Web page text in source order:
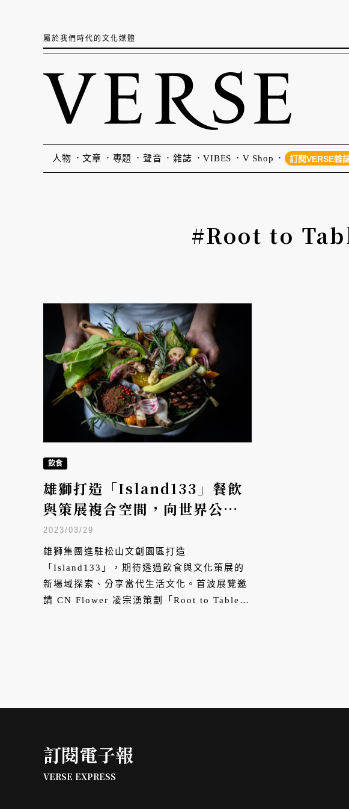
屬於我們時代的文化媒體
人物 文章 專題 聲音 雜誌 VIBES V Shop 訂閱VERSE雜
#Root to
飲食
雄獅打造「Island133」餐飲
與策展複合空間，向世界公開
台灣可食花草
2023/03/29
雄獅集團進駐松山文創園區打造
「Island133」，期待透過飲食與文化策展的
新場域探索、分享當代生活文化。首波展覽邀
請 CN Flower 凌宗湧策劃「Root to Table
訂閱電子報
VERSE EXPRESS